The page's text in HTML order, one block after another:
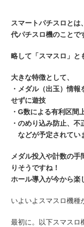
スマートパチスロと
代パチスロ機のことで
略して「スマスロ」と
大きな特徴として、
・メダル（出玉）情
せずに遊技
・G数による有利区間
・のめり込み防止、不
などが予定されてい
メダル投入や計数の
りそうですね！
ホール導入が今から楽
いよいよスマスロ機種
最初に。以下スマスロ